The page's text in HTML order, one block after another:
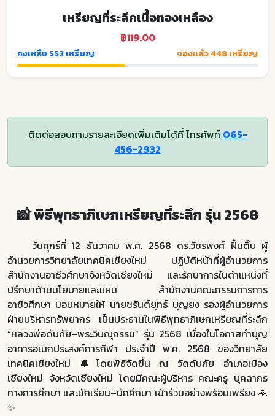
เหรียญที่ระลึกเนื้อทองเหลือง
฿119.00
คงเหลือ 552 เหรียญ จองแล้ว 448 เหรียญ
ติดต่อสอบถามรายละเอียดเพิ่มเติมได้ที่ โทรศัพท์ 065-
456-2932
📸 พิธีพุทธาภิเษกเหรียญที่ระลึก รุ่น 2568
วันศุกร์ที่ 12 ธันวาคม พ.ศ. 2568 ดร.วัชรพงศ์ ฝั้นติ๊บ ผู้
อำนวยการวิทยาลัยเทคนิคเชียงใหม่ ปฏิบัติหน้าที่ผู้อำนวยการ
สำนักงานอาชีวศึกษาจังหวัดเชียงใหม่ และรักษาการในตำแหน่งที่
ปรึกษาด้านนโยบายและแผน สำนักงานคณะกรรมการการ
อาชีวศึกษา มอบหมายให้ นายชรันต์ยุทธ์ บุญยง รองผู้อำนวยการ
ฝ่ายบริหารทรัพยากร เป็นประธานในพิธีพุทธาภิเษกเหรียญที่ระลึก
“หลวงพ่อดับภัย–พระวิษณุกรรม” รุ่น 2568 เนื่องในโอกาสทำบุญ
อาคารอเนกประสงค์การกีฬา ประจำปี พ.ศ. 2568 ของวิทยาลัย
เทคนิคเชียงใหม่ 🔔โดยพิธีจัดขึ้น ณ วัดดับภัย อำเภอเมือง
เชียงใหม่ จังหวัดเชียงใหม่ โดยมีคณะผู้บริหาร คณะครู บุคลากร
ทางการศึกษา และนักเรียน–นักศึกษา เข้าร่วมอย่างพร้อมเพรียง 🙏
✨